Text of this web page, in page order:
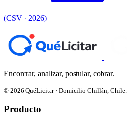
(CSV · 2026)
Encontrar, analizar, postular, cobrar.
© 2026 QuéLicitar · Domicilio Chillán, Chile.
Producto